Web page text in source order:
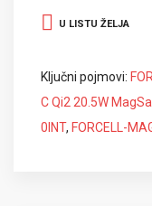
U LISTU ŽELJA
Ključni pojmovi:
C Qi2 20.5W
0INT, FORCELL-